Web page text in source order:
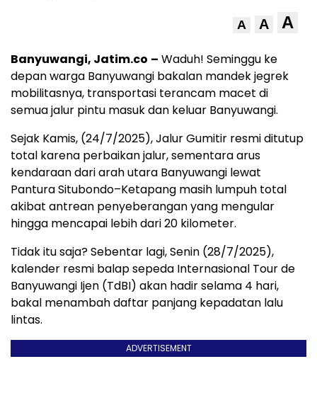
A A A
Banyuwangi, Jatim.co – Waduh! Seminggu ke
depan warga Banyuwangi bakalan mandek jegrek
mobilitasnya, transportasi terancam macet di
semua jalur pintu masuk dan keluar Banyuwangi.
Sejak Kamis, (24/7/2025), Jalur Gumitir resmi ditutup
total karena perbaikan jalur, sementara arus
kendaraan dari arah utara Banyuwangi lewat
Pantura Situbondo–Ketapang masih lumpuh total
akibat antrean penyeberangan yang mengular
hingga mencapai lebih dari 20 kilometer.
Tidak itu saja? Sebentar lagi, Senin (28/7/2025),
kalender resmi balap sepeda Internasional Tour de
Banyuwangi Ijen (TdBI) akan hadir selama 4 hari,
bakal menambah daftar panjang kepadatan lalu
lintas.
ADVERTISEMENT